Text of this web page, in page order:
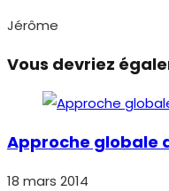
Jérôme
Vous devriez
Approche globale
18 mars 2014